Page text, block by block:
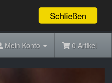
Schließen
Mein Konto 0 Artikel